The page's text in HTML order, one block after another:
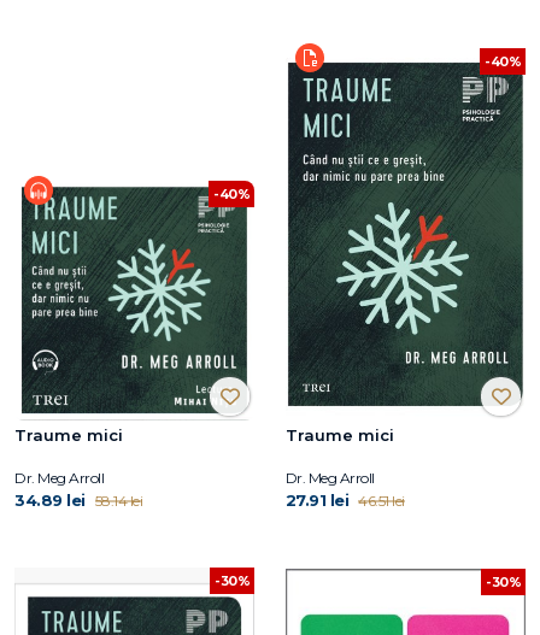
-40%
Traume mici
Dr. Meg Arroll
34.89 lei 58.14 lei
-40%
Traume mici
Dr. Meg Arroll
27.91 lei 46.51 lei
-30% -30%